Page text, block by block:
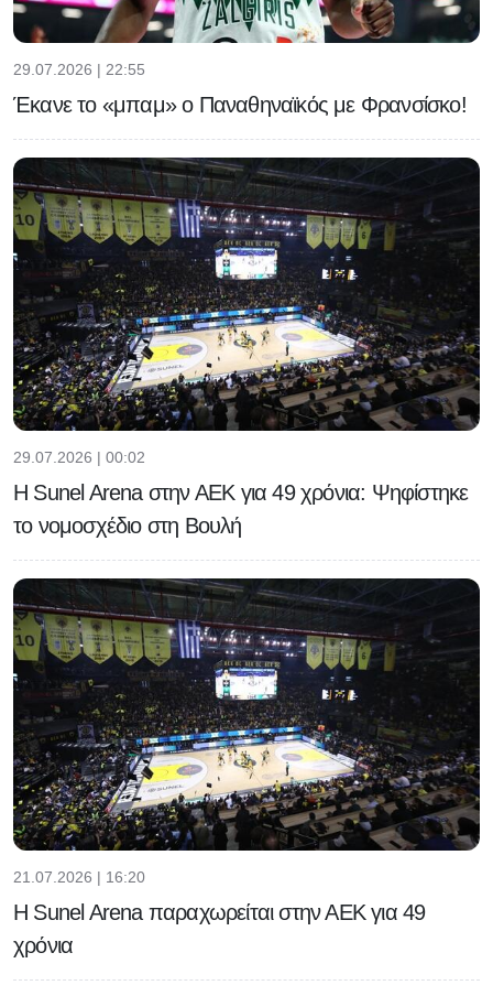
29.07.2026 | 22:55
Έκανε το «μπαμ» ο Παναθηναϊκός με Φρανσίσκο!
29.07.2026 | 00:02
Η Sunel Arena στην ΑΕΚ για 49 χρόνια: Ψηφίστηκε
το νομοσχέδιο στη Βουλή
21.07.2026 | 16:20
Η Sunel Arena παραχωρείται στην ΑΕΚ για 49
χρόνια